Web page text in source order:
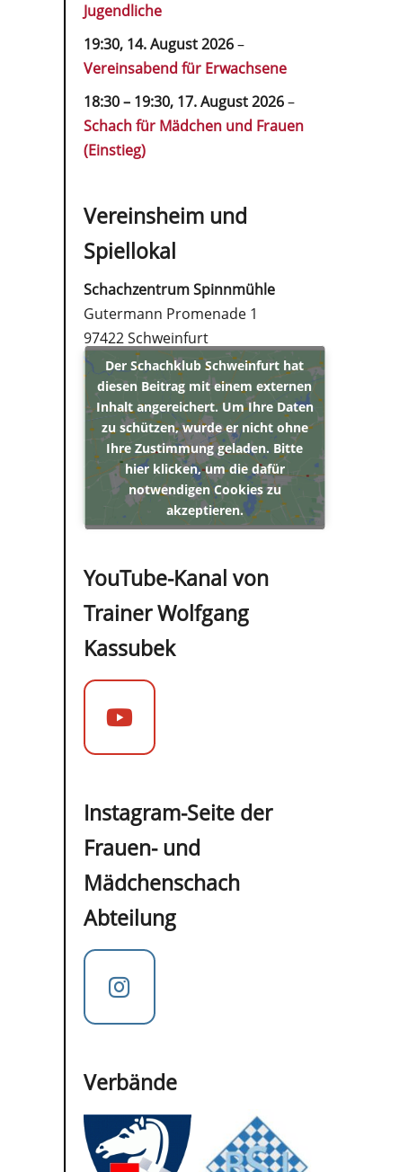
Jugendliche
19:30, 14. August 2026–
Vereinsabend für Erwachsene
18:30– 19:30, 17. August 2026–
Schach für Mädchen und Frauen
(Einstieg)
Vereinsheim und
Spiellokal
Schachzentrum Spinnmühle
Gutermann Promenade 1
97422 Schweinfurt
Der Schachklub Schweinfurt hat
diesen Beitrag mit einem externen
Inhalt angereichert. Um Ihre Daten
zu schützen, wurde er nicht ohne
Ihre Zustimmung geladen. Bitte
hier klicken, um die dafür
notwendigen Cookies zu
akzeptieren.
YouTube-Kanal von
Trainer Wolfgang
Kassubek
Instagram-Seite der
Frauen- und
Mädchenschach
Abteilung
Verbände